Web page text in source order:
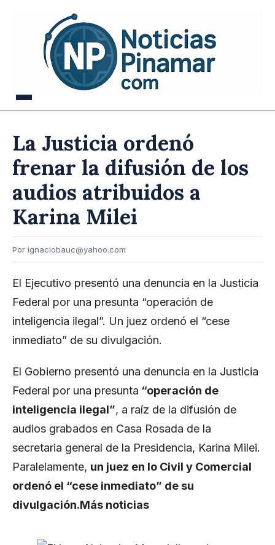
La Justicia ordenó
frenar la difusión de los
audios atribuidos a
Karina Milei
Por ignaciobauc@yahoo.com
El Ejecutivo presentó una denuncia en la Justicia
Federal por una presunta “operación de
inteligencia ilegal”. Un juez ordenó el “cese
inmediato” de su divulgación.
El Gobierno presentó una denuncia en la Justicia
Federal por una presunta “operación de
inteligencia ilegal”, a raíz de la difusión de
audios grabados en Casa Rosada de la
secretaria general de la Presidencia, Karina Milei.
Paralelamente, un juez en lo Civil y Comercial
ordenó el “cese inmediato” de su
divulgación.Más noticias